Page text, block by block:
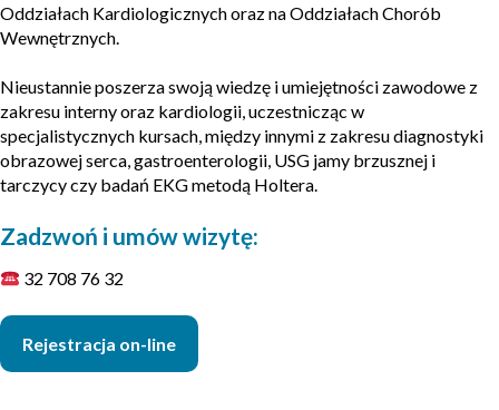
Oddziałach Kardiologicznych oraz na Oddziałach Chorób
Wewnętrznych.
Nieustannie poszerza swoją wiedzę i umiejętności zawodowe z
zakresu interny oraz kardiologii, uczestnicząc w
specjalistycznych kursach, między innymi z zakresu diagnostyki
obrazowej serca, gastroenterologii, USG jamy brzusznej i
tarczycy czy badań EKG metodą Holtera.
Zadzwoń i umów wizytę:
32 708 76 32
Rejestracja on-line